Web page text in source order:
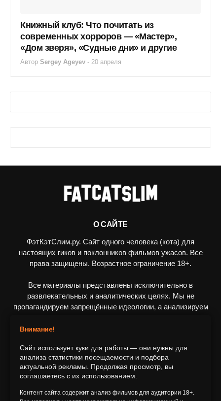
Книжный клуб: Что почитать из
современных хорроров — «Мастер»,
«Дом зверя», «Судные дни» и другие
Автор Sergey Ageyev - 20 апреля
О САЙТЕ
ФэтКэтСлим.ру. Сайт одного человека (кота) для
настоящих гиков и поклонников фильмов ужасов. Все
права защищены. Возрастное ограничение 18+.
Все материалы представлены исключительно в
развлекательных и аналитических целях. Мы не
пропагандируем запрещённые идеологии, а анализируем
ПОДПИШИТЕСЬ НА НАС
Внимание!
Сайт использует куки для работы — они нужны для
анализа статистики посещаемости и подбора
актуальной рекламы. Продолжая просмотр, вы
соглашаетесь с их использованием.
Контент сайта содержит анализ фильмов для аудитории 18+.